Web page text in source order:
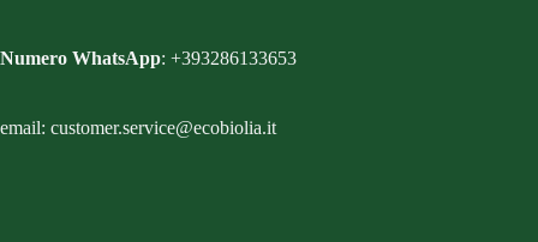
Numero WhatsApp: +393286133653
email: customer.service@ecobiolia.it